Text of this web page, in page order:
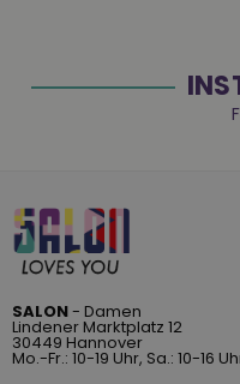
SALON- Damen
Lindener Marktplatz 12
30449 Hannover
Mo.-Fr.: 10-19 Uhr, Sa.: 10-16